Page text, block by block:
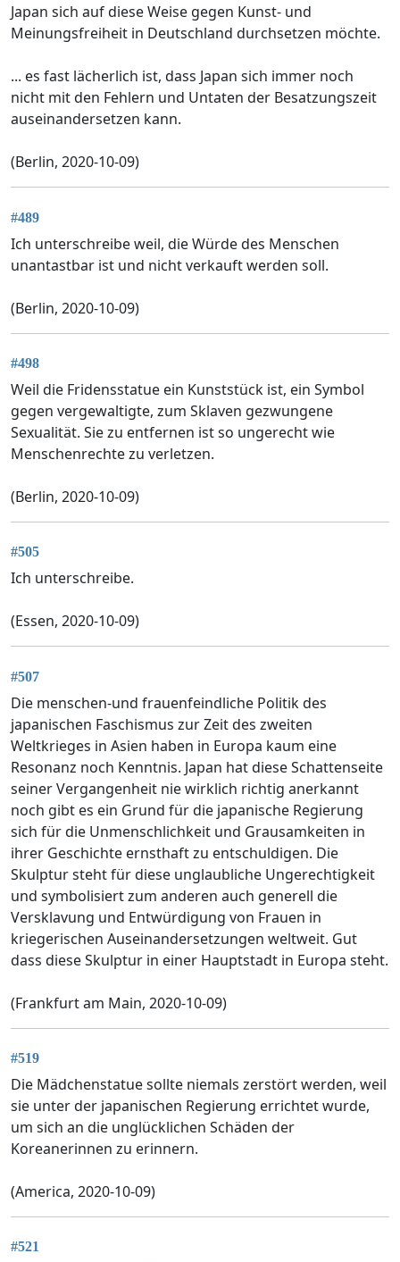
Japan sich auf diese Weise gegen Kunst- und
Meinungsfreiheit in Deutschland durchsetzen möchte.
... es fast lächerlich ist, dass Japan sich immer noch
nicht mit den Fehlern und Untaten der Besatzungszeit
auseinandersetzen kann.
(Berlin, 2020-10-09)
#489
Ich unterschreibe weil, die Würde des Menschen
unantastbar ist und nicht verkauft werden soll.
(Berlin, 2020-10-09)
#498
Weil die Fridensstatue ein Kunststück ist, ein Symbol
gegen vergewaltigte, zum Sklaven gezwungene
Sexualität. Sie zu entfernen ist so ungerecht wie
Menschenrechte zu verletzen.
(Berlin, 2020-10-09)
#505
Ich unterschreibe.
(Essen, 2020-10-09)
#507
Die menschen-und frauenfeindliche Politik des
japanischen Faschismus zur Zeit des zweiten
Weltkrieges in Asien haben in Europa kaum eine
Resonanz noch Kenntnis. Japan hat diese Schattenseite
seiner Vergangenheit nie wirklich richtig anerkannt
noch gibt es ein Grund für die japanische Regierung
sich für die Unmenschlichkeit und Grausamkeiten in
ihrer Geschichte ernsthaft zu entschuldigen. Die
Skulptur steht für diese unglaubliche Ungerechtigkeit
und symbolisiert zum anderen auch generell die
Versklavung und Entwürdigung von Frauen in
kriegerischen Auseinandersetzungen weltweit. Gut
dass diese Skulptur in einer Hauptstadt in Europa steht.
(Frankfurt am Main, 2020-10-09)
#519
Die Mädchenstatue sollte niemals zerstört werden, weil
sie unter der japanischen Regierung errichtet wurde,
um sich an die unglücklichen Schäden der
Koreanerinnen zu erinnern.
(America, 2020-10-09)
#521